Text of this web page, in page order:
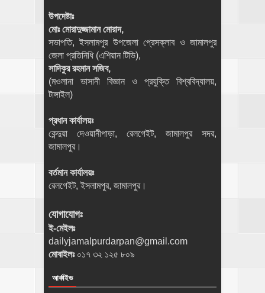
উপদেষ্টাঃ
মোঃ মোরাদুজ্জামান মোরাদ,
সভাপতি, ইসলামপুর উপজেলা প্রেসক্লাব ও জামালপুর
জেলা প্রতিনিধি (এশিয়ান টিভি),
সাদিকুর রহমান সজিব,
(মওলানা ভাসানী বিজ্ঞান ও প্রযুক্তি বিশ্ববিদ্যালয়,
টাঙ্গাইল)
প্রধান কার্যালয়ঃ
কেন্দুয়া দেওয়ানীপাড়া, রেলগেইট, জামালপুর সদর,
জামালপুর।
বর্তমান কার্যালয়ঃ
রেলগেইট, ইসলামপুর, জামালপুর।
যোগাযোগঃ
ই-মেইলঃ
dailyjamalpurdarpan@gmail.com
মোবাইলঃ ০১৭ ৩২ ১২৫ ৮০৯
আর্কাইভ